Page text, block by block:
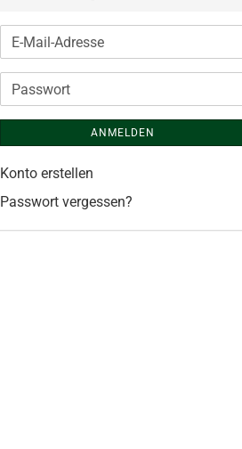
E-
Mail-
Adresse
Passwort
ANMELDEN
Konto erstellen
Passwort vergessen?